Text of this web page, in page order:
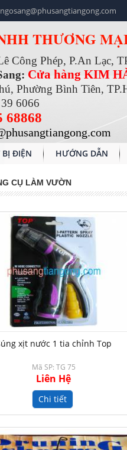
ngosang@phusangtiangong.com
THƯƠNG
Công Phép, P.An Lạc,
Cửa hàng KIM
Phường Bình Tiên,
6066
68868
BỊ ĐIỆN HƯỚNG DẪN
CỤ LÀM VƯỜN
xịt nước 1 tia chỉnh Top
Mã SP: TG 75
Liên Hệ
Chi tiết